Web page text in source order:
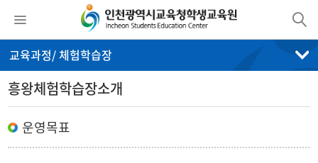
교육과정/ 체험학습장
흥왕체험학습장소개
운영목표